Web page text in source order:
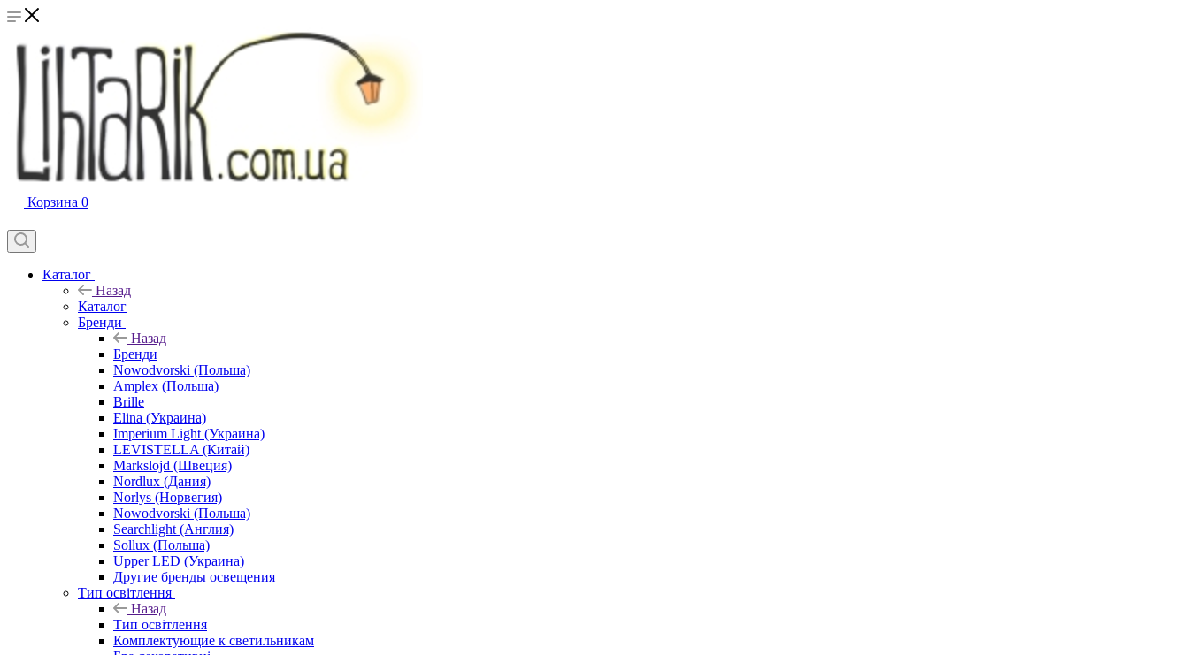
Корзина 0
Каталог
Назад
Каталог
Бренди
Назад
Бренди
Nowodvorski (Польша)
Amplex (Польша)
Brille
Elina (Украина)
Imperium Light (Украина)
LEVISTELLA (Китай)
Markslojd (Швеция)
Nordlux (Дания)
Norlys (Норвегия)
Nowodvorski (Польша)
Searchlight (Англия)
Sollux (Польша)
Upper LED (Украина)
Другие бренды освещения
Тип освітлення
Назад
Тип освітлення
Комплектующие к светильникам